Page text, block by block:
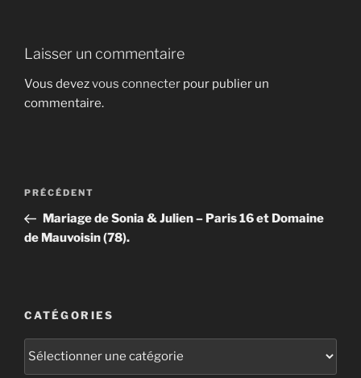
Laisser un commentaire
Vous devezvous connecter pour publier un
commentaire.
Navigation
l’article
Article
précédent
PRÉCÉDENT
Mariage de Sonia & Julien – Paris 16 et Domaine
de Mauvoisin (78).
CATÉGORIES
Catégories